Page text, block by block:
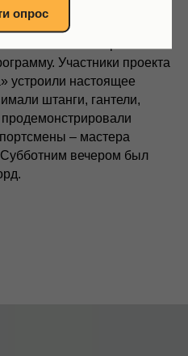
патриотический
здоровому образу жизни.
Участники проекта
устроили настоящее
штанги, гантели,
– мастера
Субботним вечером был
опрос